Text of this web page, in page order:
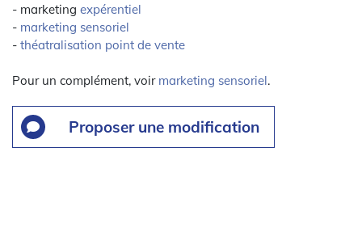
- marketing expérentiel
- marketing sensoriel
- théatralisation point de vente
Pour un complément, voir marketing sensoriel.
Proposer une modification